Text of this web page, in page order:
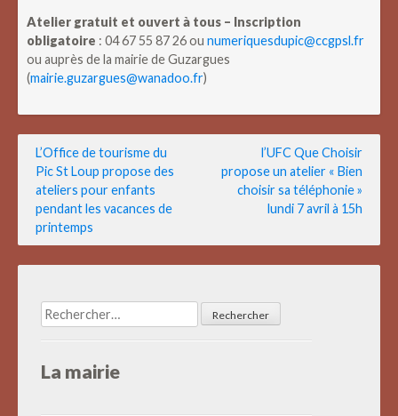
Atelier gratuit et ouvert à tous – Inscription
obligatoire : 04 67 55 87 26 ou numeriquesdupic@ccgpsl.fr
ou auprès de la mairie de Guzargues
(mairie.guzargues@wanadoo.fr)
Navigation
de
l’article
L’Office de tourisme du
Pic St Loup propose des
ateliers pour enfants
pendant les vacances de
printemps
l’UFC Que Choisir
propose un atelier « Bien
choisir sa téléphonie »
lundi 7 avril à 15h
Rechercher :
La mairie